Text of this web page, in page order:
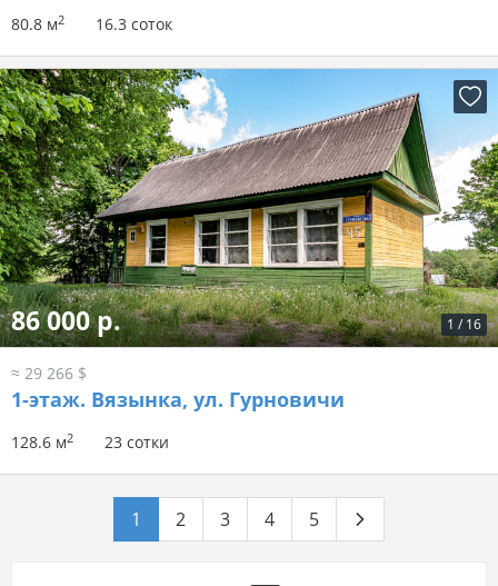
80.8 м2 16.3 соток
1 / 16
86 000 р.
≈ 29 266 $
1-этаж. Вязынка, ул. Гурновичи
128.6 м2 23 сотки
1 2 3 4 5